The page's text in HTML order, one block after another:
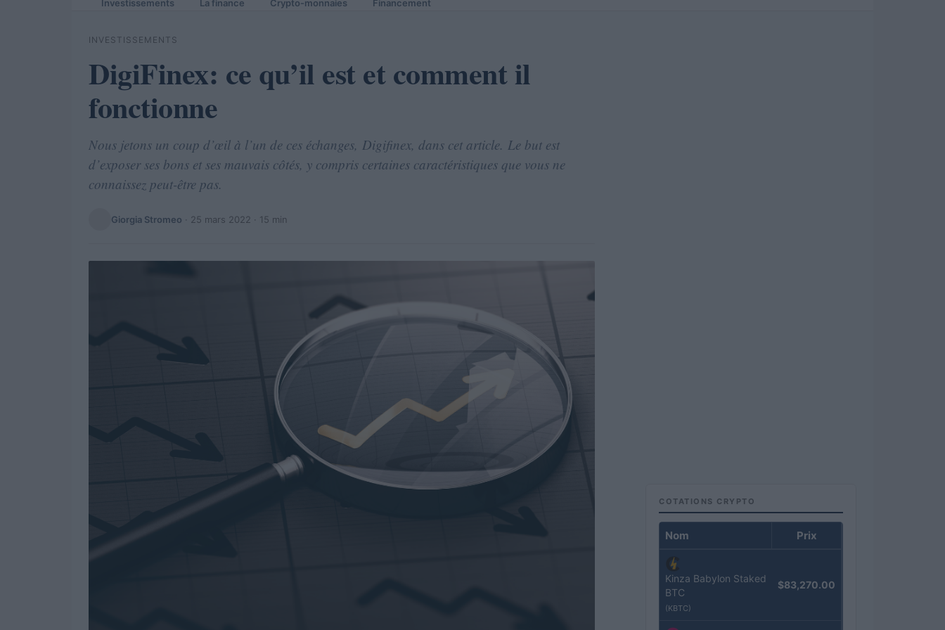
Investissements La finance Crypto-monnaies Financement
INVESTISSEMENTS
DigiFinex: ce qu’il est et comment il
fonctionne
Nous jetons un coup d’œil à l’un de ces échanges, Digifinex, dans cet article. Le but est
d’exposer ses bons et ses mauvais côtés, y compris certaines caractéristiques que vous ne
connaissez peut-être pas.
Giorgia Stromeo · 25 mars 2022 · 15 min
COTATIONS CRYPTO
Nom Prix
Kinza Babylon Staked
BTC
(KBTC)
$83,270.00